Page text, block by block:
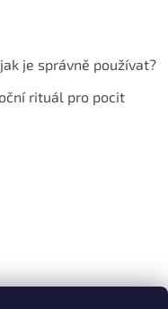
je správně používat?
rituál pro pocit